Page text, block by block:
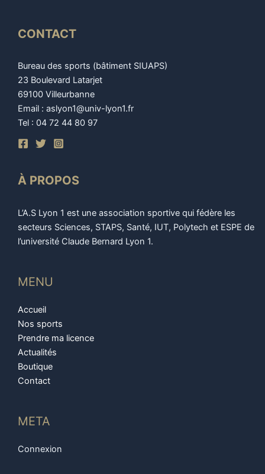
CONTACT
Bureau des sports (bâtiment SIUAPS)
23 Boulevard Latarjet
69100 Villeurbanne
Email : aslyon1@univ-lyon1.fr
Tel : 04 72 44 80 97
À PROPOS
L’A.S Lyon 1 est une association sportive qui fédère les
secteurs Sciences, STAPS, Santé, IUT, Polytech et ESPE de
l’université Claude Bernard Lyon 1.
MENU
Accueil
Nos sports
Prendre ma licence
Actualités
Boutique
Contact
META
Connexion